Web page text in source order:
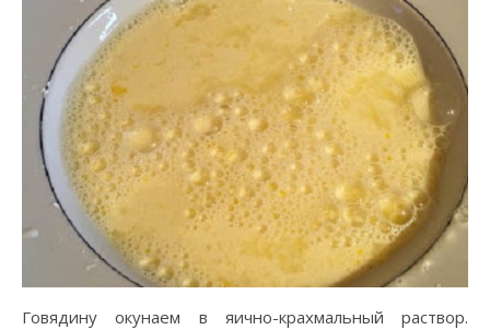
Говядину окунаем в яично-крахмальный раствор.